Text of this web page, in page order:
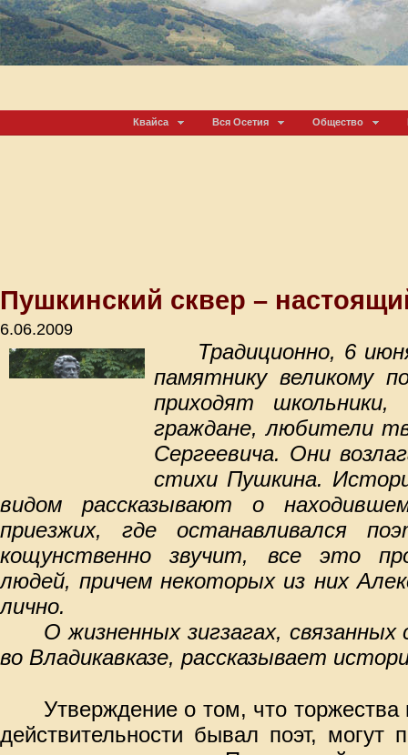
Квайса Вся Осетия Общество
Пушкинский сквер –
6.06.2009
Традиционно, 6
памятнику великому
приходят
граждане, любители
Сергеевича. Они
стихи Пушкина.
видом рассказывают о
приезжих, где останавливался
кощунственно звучит, все это
людей, причем некоторых из них
лично.
О жизненных зигзагах, связанных
во Владикавказе, рассказывает
Утверждение о том, что торжества
действительности бывал поэт, могут